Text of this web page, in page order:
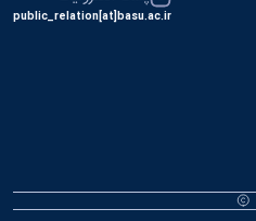
public_relation[at]basu.ac.ir